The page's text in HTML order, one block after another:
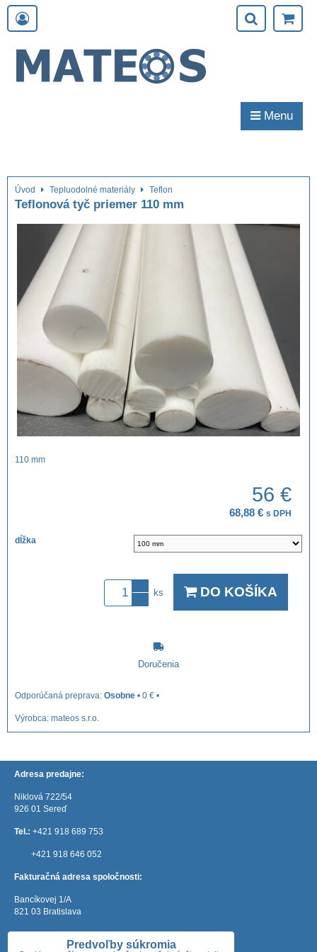
Menu
Úvod Tepluodolné materiály Teflon
Teflonová tyč priemer 110 mm
110 mm
56 €
68,88 € s DPH
dĺžka
ks DO KOŠÍKA
Doručenia
Osobne • 0 € •
Výrobca: mateos s.r.o.
Adresa predajne:
Niklová 722/54
926 01 Sereď
Tel.: +421 918 689 753
+421 918 646 052
Fakturačná adresa spoločnosti:
Bancíkovej 1/A
821 03 Bratislava
e-mail:mateos@mateos.sk
Predvoľby súkromia